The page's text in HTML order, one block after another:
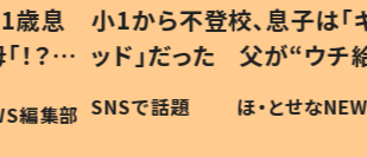
歳息
？」
編集部
小1から不登校、息子は「
ッド」だった 父が“ウチ
作り続ける理由とは #令
#令和の子
SNSで話題 ほ・とせな